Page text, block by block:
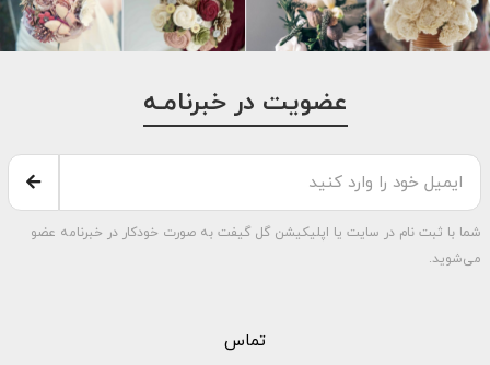
عضویت در خبرنامـه
شما با ثبت نام در سایت یا اپلیکیشن گل گیفت به صورت خودکار در خبرنامه عضو
می‌شوید.
تماس